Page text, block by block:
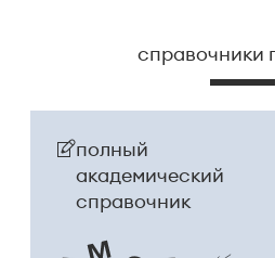
справочники
полный
академический
справочник